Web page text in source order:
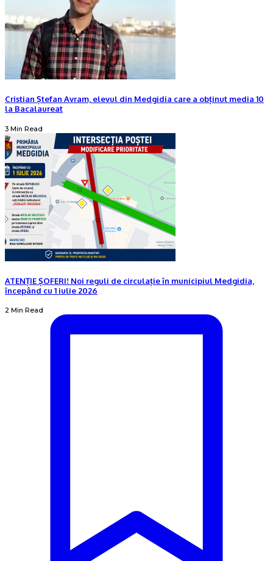
Cristian Ștefan Avram, elevul din Medgidia care a obținut media 10
la Bacalaureat
3 Min Read
ATENȚIE ȘOFERI! Noi reguli de circulație în municipiul Medgidia,
începând cu 1 iulie 2026
2 Min Read